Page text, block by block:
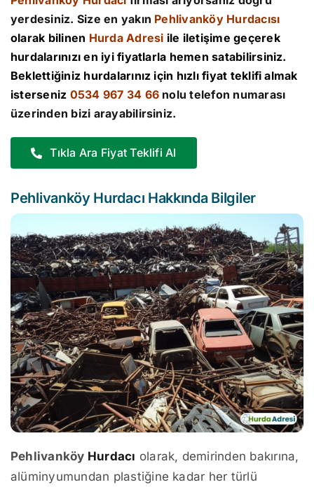
yerdesiniz. Size en yakın Pehlivanköy Hurdacısı
olarak bilinen Hurda Adresi ile iletişime geçerek
hurdalarınızı en iyi fiyatlarla hemen satabilirsiniz.
Beklettiğiniz hurdalarınız için hızlı fiyat teklifi almak
isterseniz 0534 967 34 66 nolu telefon numarası
üzerinden bizi arayabilirsiniz.
Tıkla Ara Fiyat Teklifi Al
Pehlivanköy Hurdacı Hakkında Bilgiler
Pehlivanköy Hurdacı olarak, demirinden bakırına,
alüminyumundan plastiğine kadar her türlü